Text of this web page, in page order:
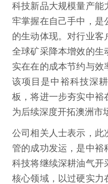
科技新品大规模量产能
牢掌握在自己手中，是
的生动体现。对行业客
全球矿采降本增效的生
实在在的成本节约与效
该项目是中裕科技深
板，将进一步夯实中裕
为后续深度开拓澳洲市
公司相关人士表示，此
管的成功发运，是中裕
科技将继续深耕油气开
核心领域，以过硬实力